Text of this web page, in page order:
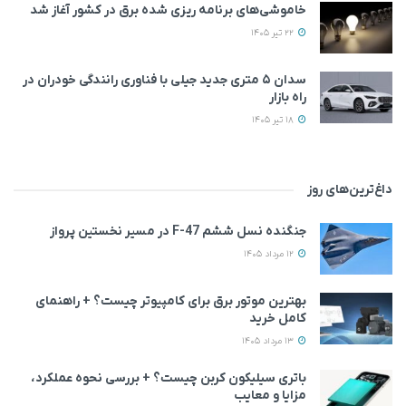
خاموشی‌های برنامه ریزی شده برق در کشور آغاز شد
سدان ۵ متری جدید جیلی با فناوری رانندگی خودران در
راه بازار
داغ‌ترین‌های روز
جنگنده نسل ششم F-47 در مسیر نخستین پرواز
بهترین موتور برق برای کامپیوتر چیست؟ + راهنمای
کامل خرید
باتری سیلیکون کربن چیست؟ + بررسی نحوه عملکرد،
مزایا و معایب